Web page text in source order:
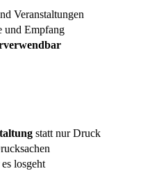
Veranstaltungen
und Empfang
statt nur Druck
losgeht